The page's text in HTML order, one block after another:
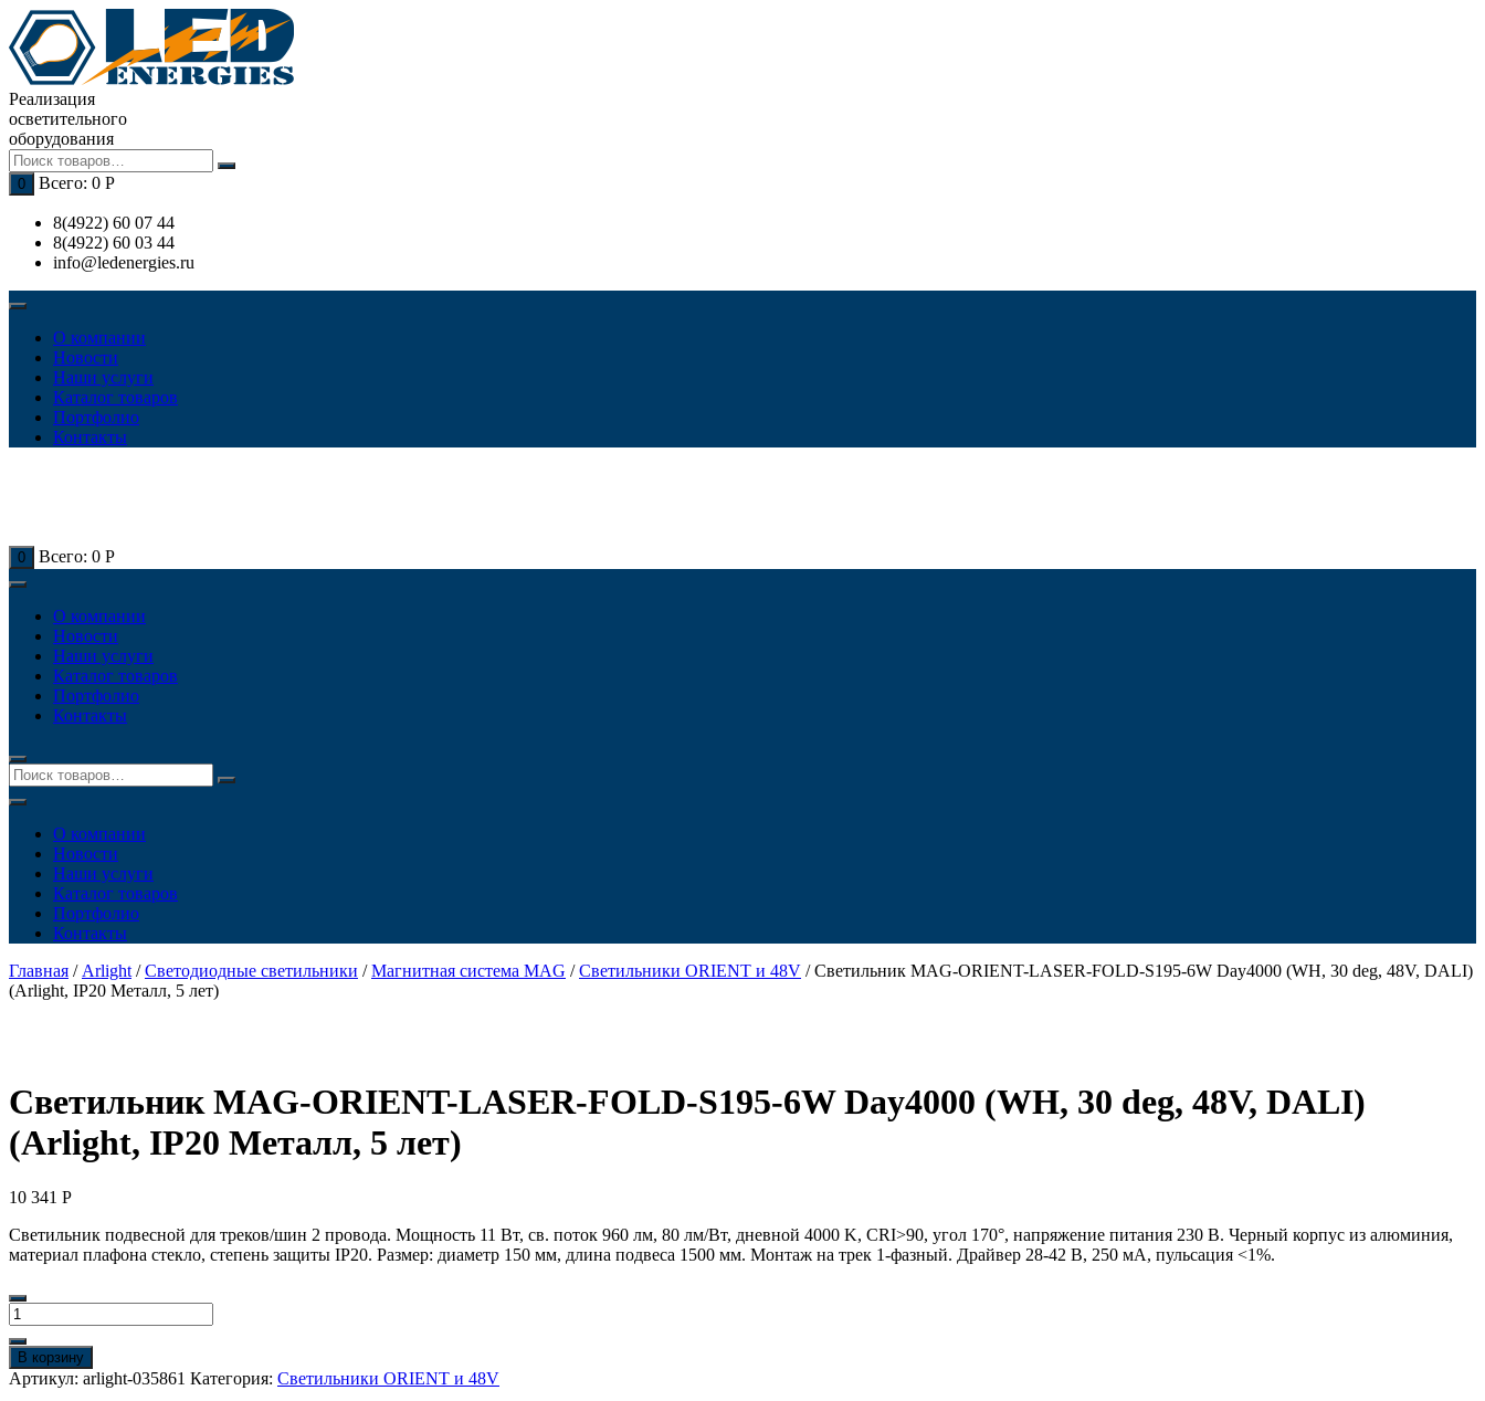
Перейти
к
содержимому
Реализация
осветительного
оборудования
0 Всего: 0 Р
8(4922) 60 07 44
8(4922) 60 03 44
info@ledenergies.ru
О компании
Новости
Наши услуги
Каталог товаров
Портфолио
Контакты
0 Всего: 0 Р
О компании
Новости
Наши услуги
Каталог товаров
Портфолио
Контакты
О компании
Новости
Наши услуги
Каталог товаров
Портфолио
Контакты
Главная / Arlight /Светодиодные светильники /Магнитная система MAG /Светильники ORIENT и 48V / Светильник MAG-ORIENT-LASER-FOLD-S195-6W Day4000 (WH, 30 deg, 48V, DALI)
(Arlight, IP20 Металл, 5 лет)
Светильник MAG-ORIENT-LASER-FOLD-S195-6W Day4000 (WH, 30 deg, 48V, DALI)
(Arlight, IP20 Металл, 5 лет)
10 341 Р
Светильник подвесной для треков/шин 2 провода. Мощность 11 Вт, св. поток 960 лм, 80 лм/Вт, дневной 4000 K, CRI>90, угол 170°, напряжение питания 230 В. Черный корпус из алюминия,
материал плафона стекло, степень защиты IP20. Размер: диаметр 150 мм, длина подвеса 1500 мм. Монтаж на трек 1-фазный. Драйвер 28-42 В, 250 мА, пульсация <1%.
Количество
товара
Светильник
MAG-
ORIENT-
В корзину
Артикул: arlight-035861 Категория: Светильники ORIENT и 48V